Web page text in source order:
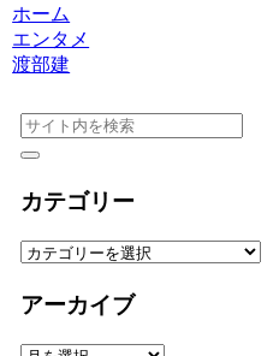
ホーム
エンタメ
渡部建
カテゴリー
カ
ゴ
ー
アーカイブ